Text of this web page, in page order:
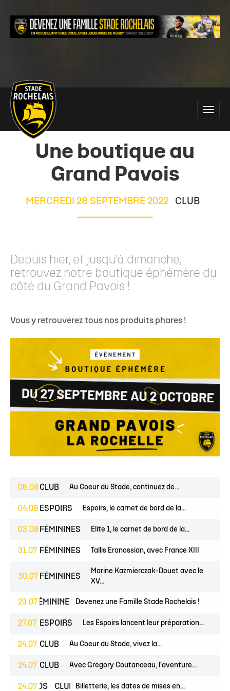
Main
site
navigation
Toggle
Une boutique au
Grand Pavois
MERCREDI 28 SEPTEMBRE 2022 CLUB
Depuis hier, et jusqu'à dimanche,
retrouvez notre boutique éphémère du
côté du Grand Pavois !
Vous y retrouverez tous nos produits phares !
06.08CLUB Au Coeur du Stade, continuez de...
04.08 ESPOIRS Espoirs, le carnet de bord de la...
03.08 FÉMININES Élite 1, le carnet de bord de la...
31.07 FÉMININES Tallis Eranossian, avec France XIII
30.07 FÉMININES
Marine Kazmierczak-Douet avec le
XV...
29.07
FÉMININES CLUB
Devenez une Famille Stade Rochelais !
27.07 ESPOIRS Les Espoirs lancent leur préparation...
24.07 CLUB Au Coeur du Stade, vivez la...
24.07 CLUB Avec Grégory Coutanceau, l'aventure...
24.07
PROS CLUB Billetterie, les dates de mises en...